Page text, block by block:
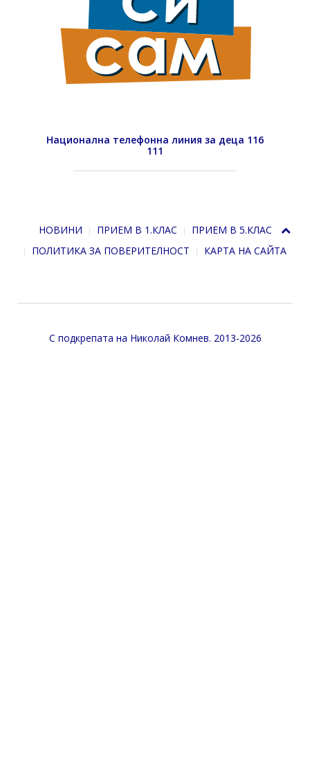
Национална телефонна линия за деца 116
111
НОВИНИ ПРИЕМ В 1.КЛАС
ПРИЕМ В 5.КЛАС
ПОЛИТИКА ЗА ПОВЕРИТЕЛНОСТ
КАРТА НА САЙТА
С подкрепата на Николай Комнев. 2013-2026